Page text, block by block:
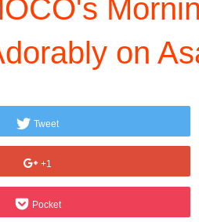
on
Tweet
+1
Pocket